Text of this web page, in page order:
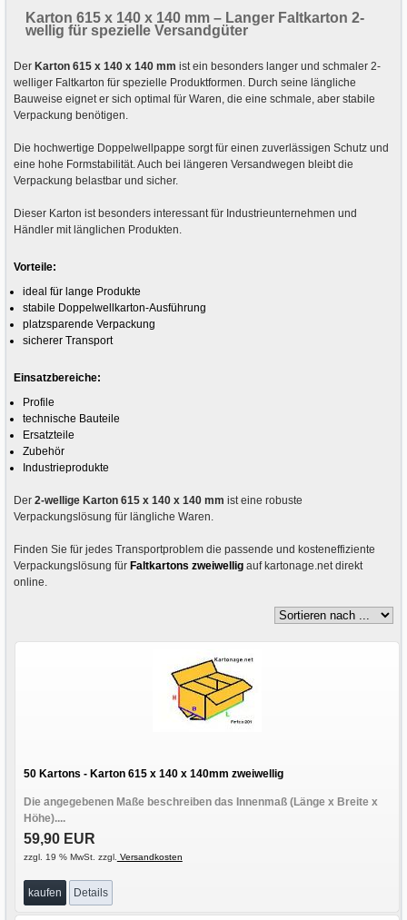
Karton 615 x 140 x 140 mm – Langer Faltkarton 2-
wellig für spezielle Versandgüter
DerKarton 615 x 140 x 140 mm ist ein besonders langer und schmaler 2-
welliger Faltkarton für spezielle Produktformen. Durch seine längliche
Bauweise eignet er sich optimal für Waren, die eine schmale, aber stabile
Verpackung benötigen.
Die hochwertige Doppelwellpappe sorgt für einen zuverlässigen Schutz und
eine hohe Formstabilität. Auch bei längeren Versandwegen bleibt die
Verpackung belastbar und sicher.
Dieser Karton ist besonders interessant für Industrieunternehmen und
Händler mit länglichen Produkten.
Vorteile:
ideal für lange Produkte
stabile Doppelwellkarton-Ausführung
platzsparende Verpackung
sicherer Transport
Einsatzbereiche:
Profile
technische Bauteile
Ersatzteile
Zubehör
Industrieprodukte
Der2-wellige Karton 615 x 140 x 140 mm ist eine robuste
Verpackungslösung für längliche Waren.
Finden Sie für jedes Transportproblem die passende und kosteneffiziente
Verpackungslösung fürFaltkartons zweiwellig auf kartonage.net direkt
online.
50 Kartons - Karton 615 x 140 x 140mm zweiwellig
Die angegebenen Maße beschreiben das Innenmaß (Länge x Breite x
Höhe)....
59,90 EUR
zzgl. 19 % MwSt. zzgl. Versandkosten
kaufen Details